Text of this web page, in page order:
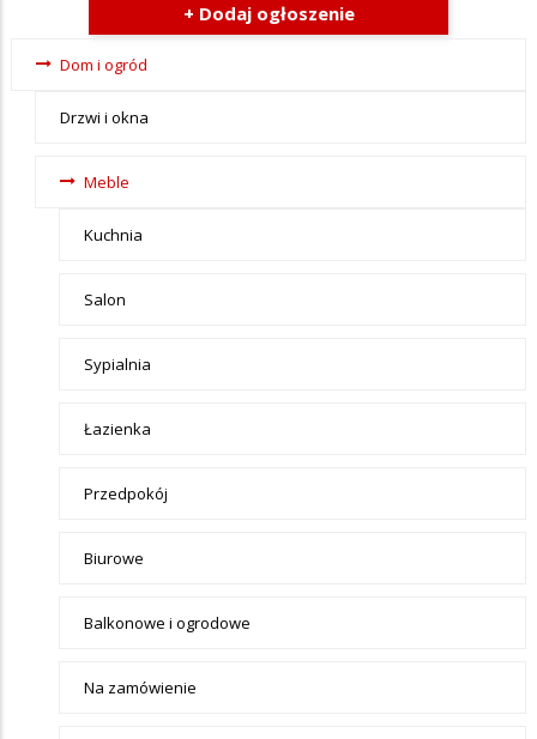
+ Dodaj ogłoszenie
Ogłoszenia
menu-Dom
Dom i ogród
Drzwi i okna
Meble
Kuchnia
Salon
Sypialnia
Łazienka
Przedpokój
Biurowe
Balkonowe i ogrodowe
Na zamówienie